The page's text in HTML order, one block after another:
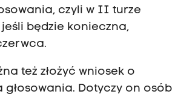
czyli w II turze
będzie konieczna,
też złożyć wniosek o
Dotyczy on osób